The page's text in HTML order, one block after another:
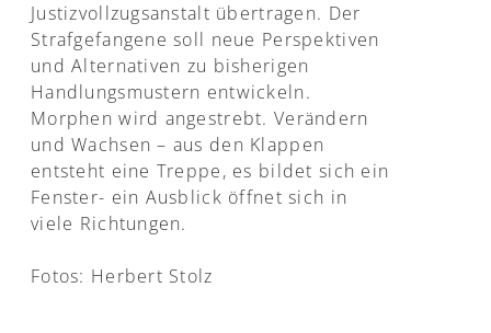
Justizvollzugsanstalt übertragen. Der
Strafgefangene soll neue Perspektiven
und Alternativen zu bisherigen
Handlungsmustern entwickeln.
Morphen wird angestrebt. Verändern
und Wachsen – aus den Klappen
entsteht eine Treppe, es bildet sich ein
Fenster- ein Ausblick öffnet sich in
viele Richtungen.
Fotos: Herbert Stolz